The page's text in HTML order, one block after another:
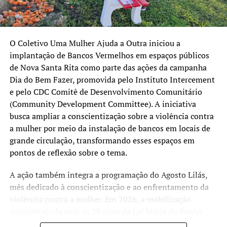
O Coletivo Uma Mulher Ajuda a Outra iniciou a
implantação de Bancos Vermelhos em espaços públicos
de Nova Santa Rita como parte das ações da campanha
Dia do Bem Fazer, promovida pelo Instituto Intercement
e pelo CDC Comitê de Desenvolvimento Comunitário
(Community Development Committee). A iniciativa
busca ampliar a conscientização sobre a violência contra
a mulher por meio da instalação de bancos em locais de
grande circulação, transformando esses espaços em
pontos de reflexão sobre o tema.
A ação também integra a programação do Agosto Lilás,
mês dedicado à conscientização e ao enfrentamento da
violência contra a mulher. Em 2026, a mobilização
marco da legislação brasileira de proteção às mulheres